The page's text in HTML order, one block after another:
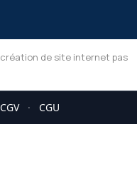
création de site internet pas
CGV · CGU